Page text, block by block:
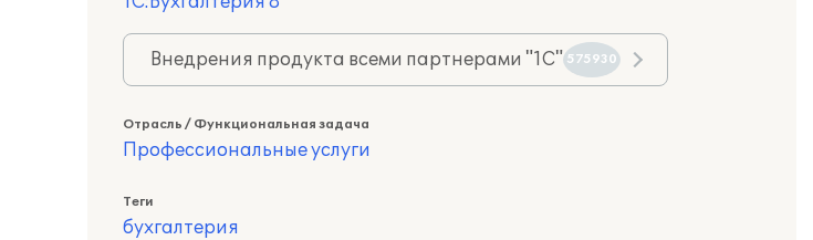
Внедрения продукта всеми партнерами "1С" 575930
Отрасль / Функциональная задача
Профессиональные услуги
Теги
бухгалтерия